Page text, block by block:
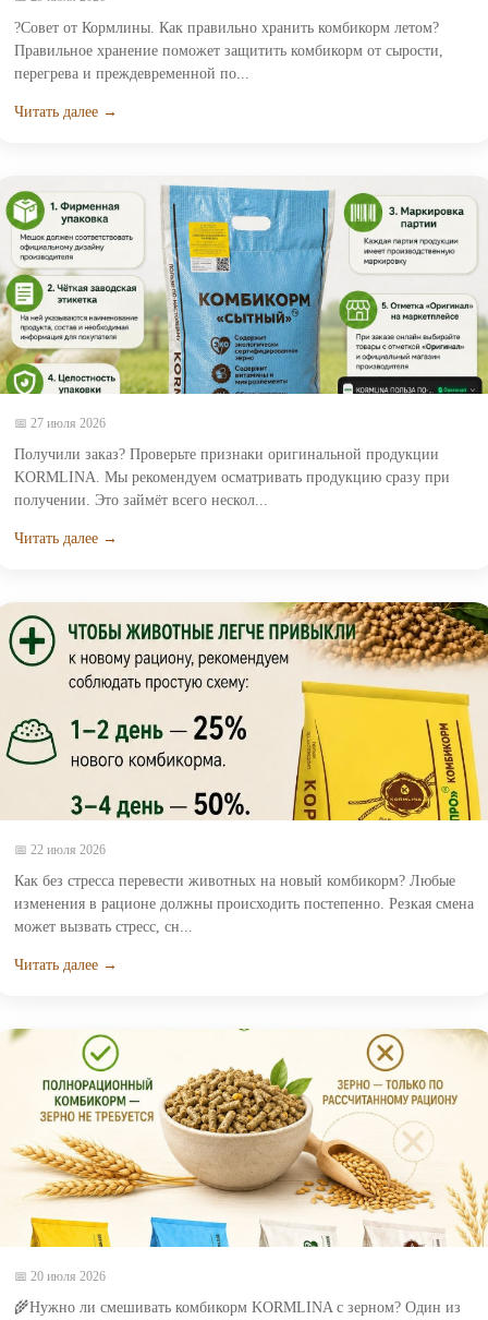
?Совет от Кормлины. Как правильно хранить комбикорм летом?
Правильное хранение поможет защитить комбикорм от сырости,
перегрева и преждевременной по...
Читать далее →
📅 27 июля 2026
Получили заказ? Проверьте признаки оригинальной продукции
KORMLINA. Мы рекомендуем осматривать продукцию сразу при
получении. Это займёт всего нескол...
Читать далее →
📅 22 июля 2026
Как без стресса перевести животных на новый комбикорм? Любые
изменения в рационе должны происходить постепенно. Резкая смена
может вызвать стресс, сн...
Читать далее →
📅 20 июля 2026
🌾Нужно ли смешивать комбикорм KORMLINA с зерном? Один из